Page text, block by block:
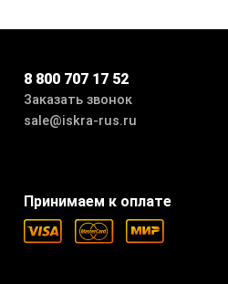
8 800 707 17 52
Заказать звонок
sale@iskra-rus.ru
Принимаем к оплате